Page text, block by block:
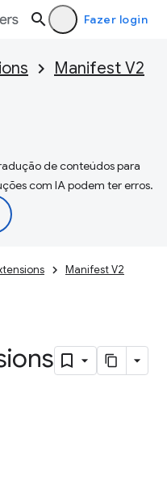
Fazer login
Manifest V2
de conteúdos para
com IA podem ter erros.
Manifest V2